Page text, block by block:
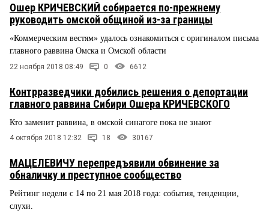
СТИЛЬ ЖИЗНИ
Ошер КРИЧЕВСКИЙ собирается по-прежнему
руководить омской общиной из-за границы
«Коммерческим вестям» удалось ознакомиться с оригиналом письма
главного раввина Омска и Омской области
22 ноября 2018 08:49 0 6612
Контрразведчики добились решения о депортации
главного раввина Сибири Ошера КРИЧЕВСКОГО
Кто заменит раввина, в омской синагоге пока не знают
4 октября 2018 12:32 18 30167
МАЦЕЛЕВИЧУ перепредъявили обвинение за
обналичку и преступное сообщество
Рейтинг недели с 14 по 21 мая 2018 года: события, тенденции,
слухи.